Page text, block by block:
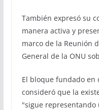
También expresó su
manera activa y
marco de la Reunión
General de la ONU
El bloque fundado en
consideró que la
"sigue representando